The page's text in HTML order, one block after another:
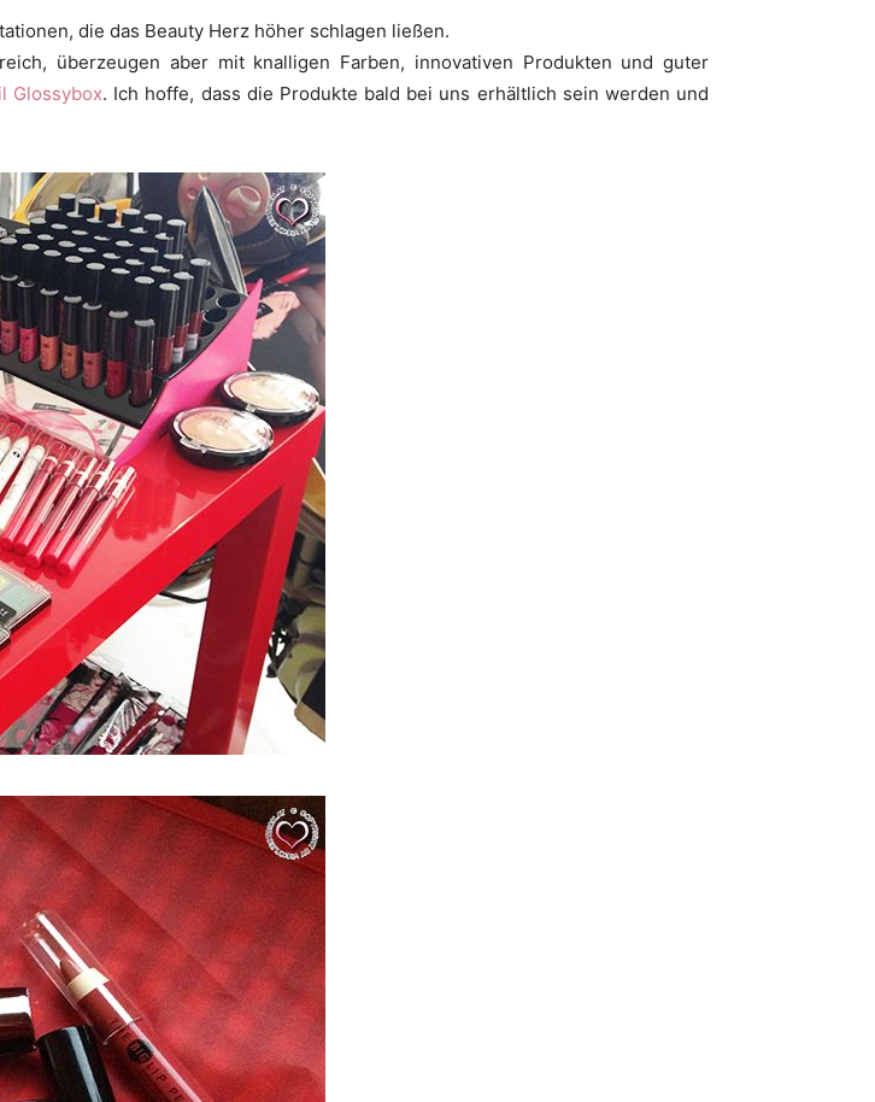
die das Beauty Herz höher schlagen ließen.
überzeugen aber mit knalligen Farben, innovativen Produkten und guter
Glossybox. Ich hoffe, dass die Produkte bald bei uns erhältlich sein werden und